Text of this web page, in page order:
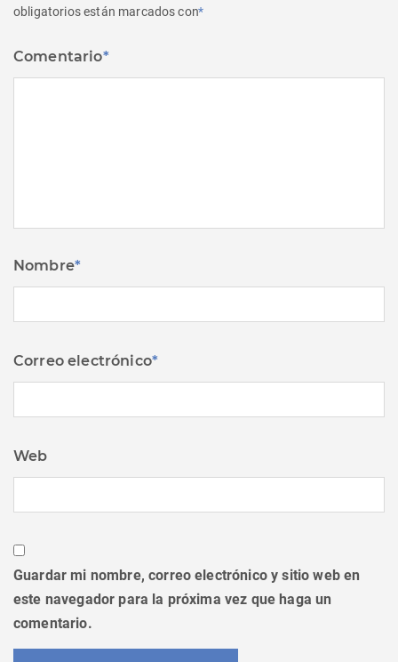
obligatorios están marcados con*
Comentario*
Nombre*
Correo electrónico*
Web
Guardar mi nombre, correo electrónico y sitio web en
este navegador para la próxima vez que haga un
comentario.